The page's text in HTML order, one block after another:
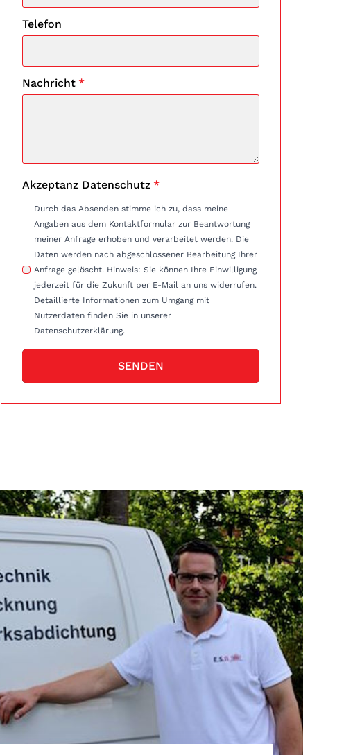
Telefon
Nachricht *
Akzeptanz Datenschutz *
Durch das Absenden stimme ich zu, dass meine
Angaben aus dem Kontaktformular zur Beantwortung
meiner Anfrage erhoben und verarbeitet werden. Die
Daten werden nach abgeschlossener Bearbeitung Ihrer
Anfrage gelöscht. Hinweis: Sie können Ihre Einwilligung
jederzeit für die Zukunft per E-Mail an uns widerrufen.
Detaillierte Informationen zum Umgang mit
Nutzerdaten finden Sie in unserer
Datenschutzerklärung.
SENDEN